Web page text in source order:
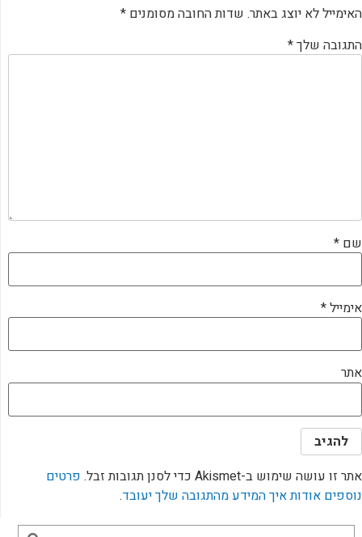
האימייל לא יוצג באתר. שדות החובה מסומנים *
התגובה שלך*
שם *
אימייל*
אתר
אתר זו עושה שימוש ב-Akismet כדי לסנן תגובות זבל.
פרטים
נוספים אודות איך המידע מהתגובה שלך יעובד.